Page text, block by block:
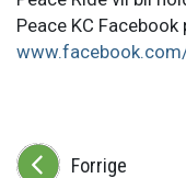
Peace KC Facebook
Forrige